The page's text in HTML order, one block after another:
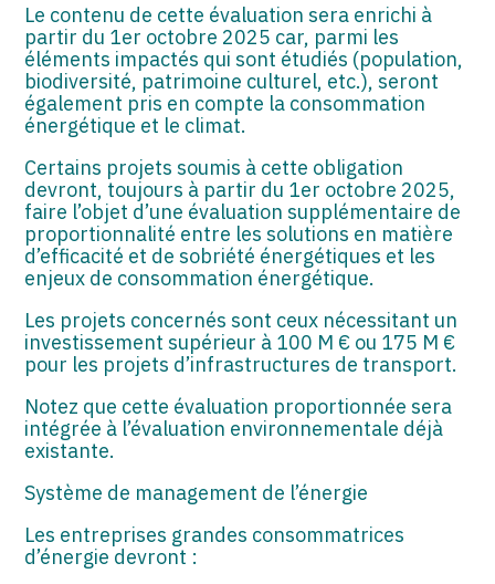
Le contenu de cette évaluation sera enrichi à
partir du 1er octobre 2025 car, parmi les
éléments impactés qui sont étudiés (population,
biodiversité, patrimoine culturel, etc.), seront
également pris en compte la consommation
énergétique et le climat.
Certains projets soumis à cette obligation
devront, toujours à partir du 1er octobre 2025,
faire l’objet d’une évaluation supplémentaire de
proportionnalité entre les solutions en matière
d’efficacité et de sobriété énergétiques et les
enjeux de consommation énergétique.
Les projets concernés sont ceux nécessitant un
investissement supérieur à 100 M € ou 175 M €
pour les projets d’infrastructures de transport.
Notez que cette évaluation proportionnée sera
intégrée à l’évaluation environnementale déjà
existante.
Système de management de l’énergie
Les entreprises grandes consommatrices
d’énergie devront :